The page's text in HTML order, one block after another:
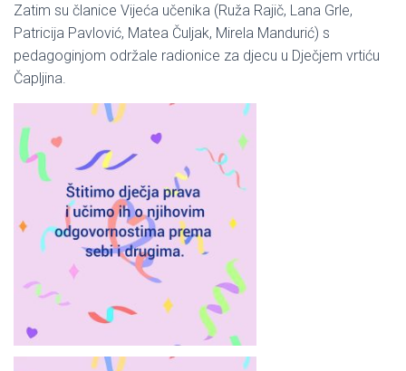
Zatim su članice Vijeća učenika (Ruža Rajič, Lana Grle,
Patricija Pavlović, Matea Čuljak, Mirela Mandurić) s
pedagoginjom održale radionice za djecu u Dječjem vrtiću
Čapljina.